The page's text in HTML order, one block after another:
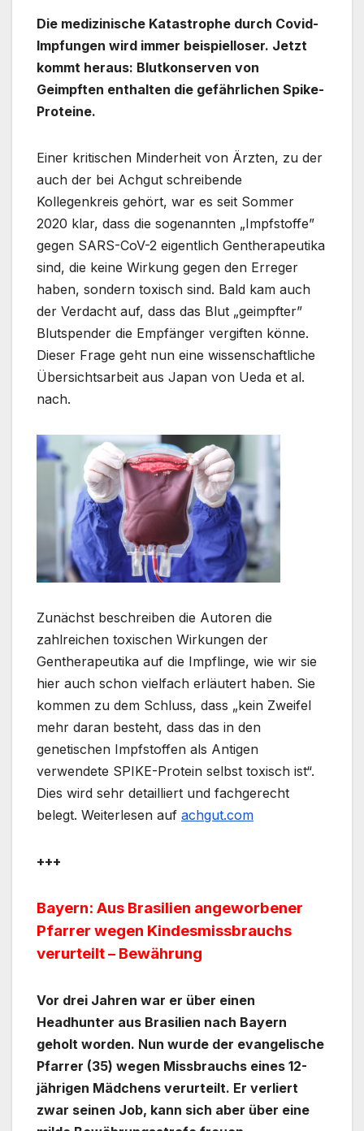
Die medizinische Katastrophe durch Covid-
Impfungen wird immer beispielloser. Jetzt
kommt heraus: Blutkonserven von
Geimpften enthalten die gefährlichen Spike-
Proteine.
Einer kritischen Minderheit von Ärzten, zu der
auch der bei Achgut schreibende
Kollegenkreis gehört, war es seit Sommer
2020 klar, dass die sogenannten „Impfstoffe”
gegen SARS-CoV-2 eigentlich Gentherapeutika
sind, die keine Wirkung gegen den Erreger
haben, sondern toxisch sind. Bald kam auch
der Verdacht auf, dass das Blut „geimpfter”
Blutspender die Empfänger vergiften könne.
Dieser Frage geht nun eine wissenschaftliche
Übersichtsarbeit aus Japan von Ueda et al.
nach.
Zunächst beschreiben die Autoren die
zahlreichen toxischen Wirkungen der
Gentherapeutika auf die Impflinge, wie wir sie
hier auch schon vielfach erläutert haben. Sie
kommen zu dem Schluss, dass „kein Zweifel
mehr daran besteht, dass das in den
genetischen Impfstoffen als Antigen
verwendete SPIKE-Protein selbst toxisch ist“.
Dies wird sehr detailliert und fachgerecht
belegt. Weiterlesen auf achgut.com
+++
Bayern: Aus Brasilien angeworbener
Pfarrer wegen Kindesmissbrauchs
verurteilt – Bewährung
Vor drei Jahren war er über einen
Headhunter aus Brasilien nach Bayern
geholt worden. Nun wurde der evangelische
Pfarrer (35) wegen Missbrauchs eines 12-
jährigen Mädchens verurteilt. Er verliert
zwar seinen Job, kann sich aber über eine